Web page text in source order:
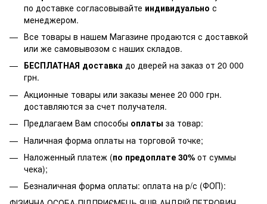
по доставке согласовывайте индивидуально с
менеджером.
Все товары в нашем Магазине продаются с доставкой
или же самовывозом с наших складов.
БЕСПЛАТНАЯ доставка до дверей на заказ от 20 000
грн.
Акционные товары или заказы менее 20 000 грн.
доставляются за счет получателя.
Предлагаем Вам способы оплаты за товар:
Наличная форма оплаты на торговой точке;
Наложенный платеж (по предоплате 30% от суммы
чека);
Безналичная форма оплаты: оплата на р/с (ФОП):